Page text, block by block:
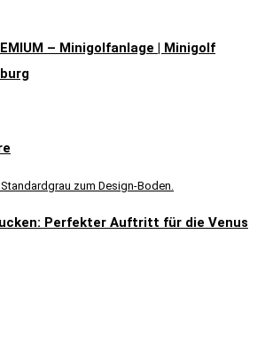
– Minigolfanlage | Minigolf
Perfekter Auftritt für die Venus